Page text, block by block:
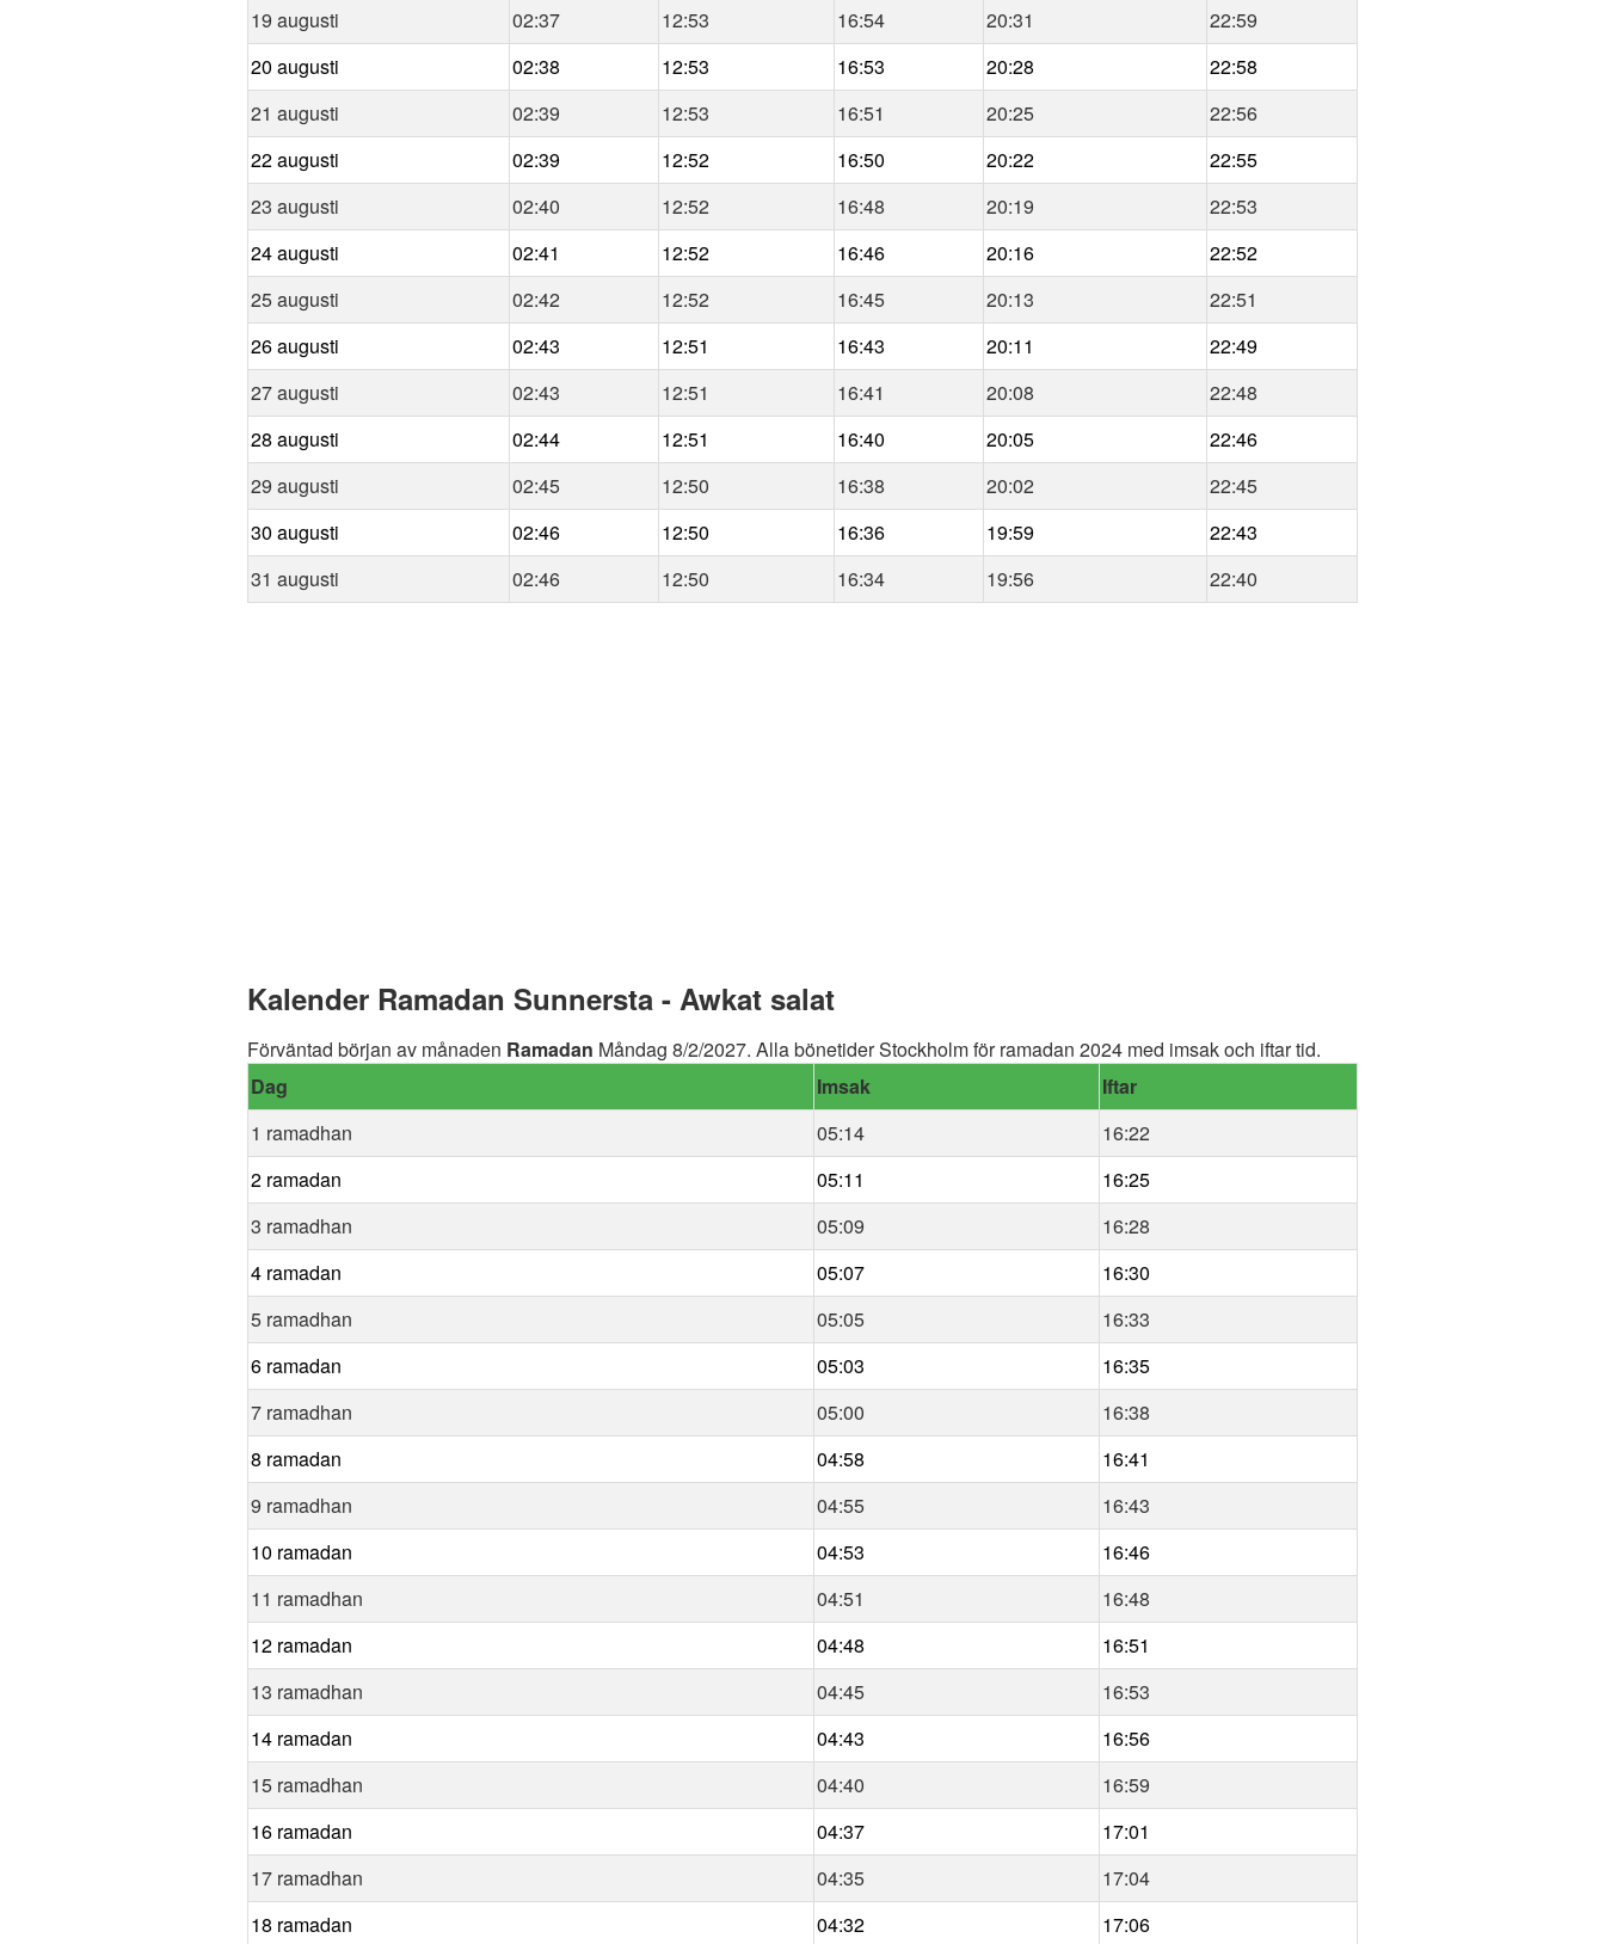
19 augusti
02:37 12:53 16:54 20:31
22:59
20 augusti
02:38 12:53 16:53 20:28
22:58
21 augusti
02:39 12:53 16:51 20:25
22:56
22 augusti
02:39 12:52 16:50 20:22
22:55
23 augusti
02:40 12:52 16:48 20:19
22:53
24 augusti
02:41 12:52 16:46 20:16
22:52
25 augusti
02:42 12:52 16:45 20:13
22:51
26 augusti
02:43 12:51 16:43 20:11
22:49
27 augusti
02:43 12:51 16:41 20:08
22:48
28 augusti
02:44 12:51 16:40 20:05
22:46
29 augusti
02:45 12:50 16:38 20:02
22:45
30 augusti
02:46 12:50 16:36 19:59
22:43
31 augusti
02:46 12:50 16:34 19:56 22:40
Kalender Ramadan Sunnersta - Awkat salat
Förväntad början av månaden Ramadan Måndag 8/2/2027. Alla bönetider Stockholm för ramadan 2024 med imsak och iftar tid.
Dag
Imsak
Iftar
1 ramadhan
05:14
16:22
2 ramadan
05:11
16:25
3 ramadhan
05:09
16:28
4 ramadan
05:07
16:30
5 ramadhan
05:05
16:33
6 ramadan
05:03
16:35
7 ramadhan
05:00
16:38
8 ramadan
04:58
16:41
9 ramadhan
04:55
16:43
10 ramadan
04:53
16:46
11 ramadhan
04:51
16:48
12 ramadan
04:48
16:51
13 ramadhan
04:45
16:53
14 ramadan
04:43
16:56
15 ramadhan
04:40
16:59
16 ramadan
04:37
17:01
17 ramadhan
04:35
17:04
18 ramadan
04:32 17:06